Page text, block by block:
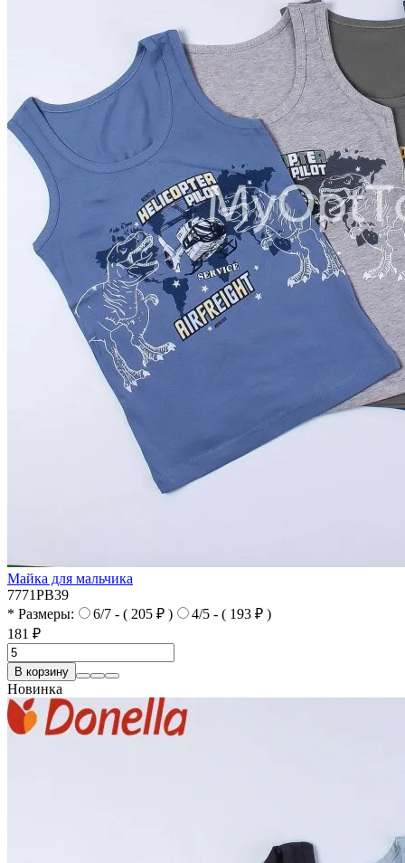
Майка для мальчика
7771PB39
* Размеры:
6/7 - ( 205 ₽ )
4/5 - ( 193 ₽ )
181 ₽
В корзину
Новинка